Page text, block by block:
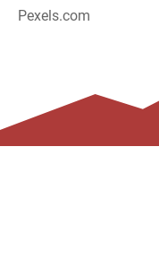
Pexels.com
©